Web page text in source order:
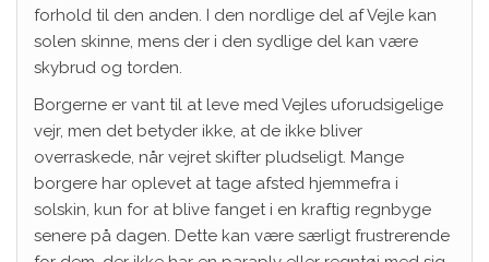
forhold til den anden. I den nordlige del af Vejle kan
solen skinne, mens der i den sydlige del kan være
skybrud og torden.
Borgerne er vant til at leve med Vejles uforudsigelige
vejr, men det betyder ikke, at de ikke bliver
overraskede, når vejret skifter pludseligt. Mange
borgere har oplevet at tage afsted hjemmefra i
solskin, kun for at blive fanget i en kraftig regnbyge
senere på dagen. Dette kan være særligt frustrerende